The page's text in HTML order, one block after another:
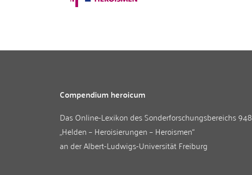
Compendium heroicum
Das Online-Lexikon desSonderforschungsbereichs 948
„Helden – Heroisierungen – Heroismen“
an derAlbert-Ludwigs-Universität Freiburg